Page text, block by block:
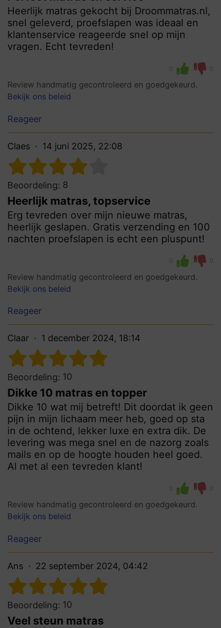
Heerlijk matras gekocht bij Droommatras.nl,
snel geleverd, proefslapen was ideaal en
klantenservice reageerde snel op mijn
vragen. Echt tevreden!
0 0
Review handmatig gecontroleerd en goedgekeurd.
Bekijk ons beleid
Reageer
Claes 14 juni 2025, 22:08
Beoordeling: 8
Heerlijk matras, topservice
Erg tevreden over mijn nieuwe matras,
heerlijk geslapen. Gratis verzending en 100
nachten proefslapen is echt een pluspunt!
0 0
Review handmatig gecontroleerd en goedgekeurd.
Bekijk ons beleid
Reageer
Claar 1 december 2024, 18:14
Beoordeling: 10
Dikke 10 matras en topper
Dikke 10 wat mij betreft! Dit doordat ik geen
pijn in mijn lichaam meer heb, goed op sta
in de ochtend, lekker luxe en extra dik. De
levering was mega snel en de nazorg zoals
mails en op de hoogte houden heel goed.
Al met al een tevreden klant!
0 0
Review handmatig gecontroleerd en goedgekeurd.
Bekijk ons beleid
Reageer
Ans 22 september 2024, 04:42
Beoordeling: 10
Veel steun matras